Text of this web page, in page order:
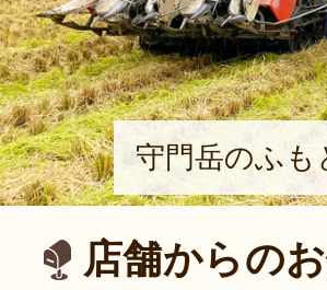
守門岳のふ
店舗からの